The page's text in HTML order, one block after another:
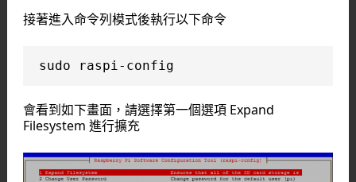
接著進入命令列模式後執行以下命令
sudo raspi-config
會看到如下畫面，請選擇第一個選項 Expand
Filesystem 進行擴充